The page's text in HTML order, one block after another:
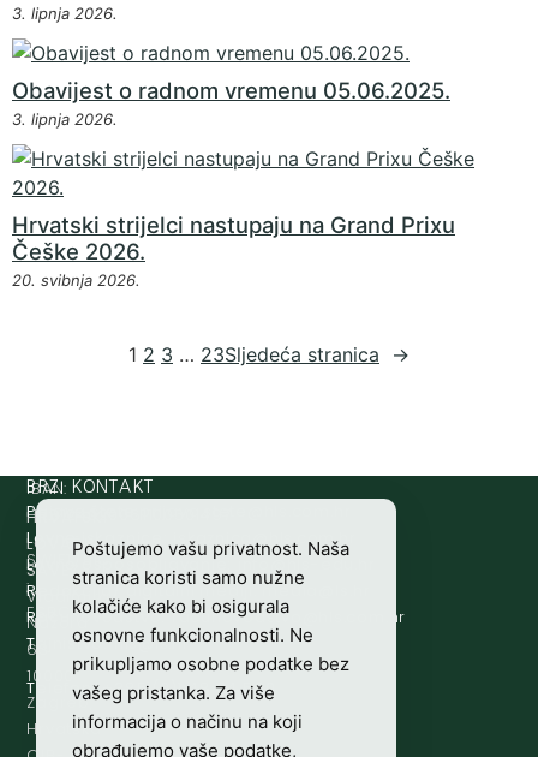
3. lipnja 2026.
Obavijest o radnom vremenu 05.06.2025.
3. lipnja 2026.
Hrvatski strijelci nastupaju na Grand Prixu
Češke 2026.
20. svibnja 2026.
1 2 3 … 23Sljedeća stranica →
HRVATSKI
LOVAČKI
SAVEZ
Vladimira
Nazora
63
10000
Zagreb,
Hrvatska
IBAN:
HR8124020061100501497
SWIFT/BIC
:
ESBCHR22
BRZI KONTAKT
Prijava štete:
Lovne iskaznice:
rh.moc.slh
@acinzaksi
Lovno osposobljavanje:
@ofni
Redakcija/ digitalni mediji:@aidem
Računovodstvo:
rh.moc.slh
@ovtsdovonucar
Tajništvo:
rh.sl
@slh
Telefon: +385 (0)1 48 34 560
Poštujemo vašu privatnost. Naša
stranica koristi samo nužne
kolačiće kako bi osigurala
osnovne funkcionalnosti. Ne
prikupljamo osobne podatke bez
vašeg pristanka. Za više
informacija o načinu na koji
obrađujemo vaše podatke,